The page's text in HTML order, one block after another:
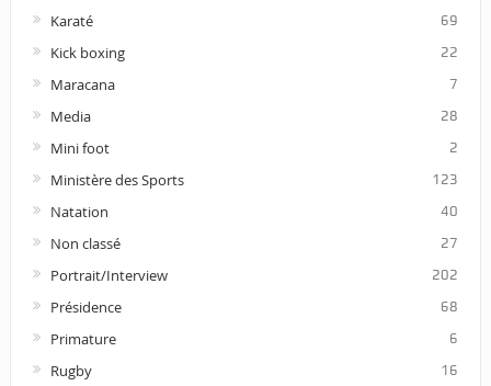
Karaté 69
Kick boxing 22
Maracana 7
Media 28
Mini foot 2
Ministère des Sports 123
Natation 40
Non classé 27
Portrait/Interview 202
Présidence 68
Primature 6
Rugby 16